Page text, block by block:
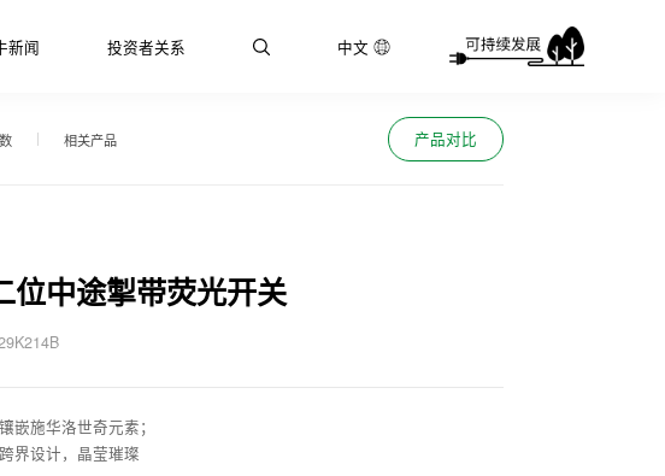
新闻 投资者关系 中文
相关产品 产品对比
位中途掣带荧光开关
嵌施华洛世奇元素；
界设计，晶莹璀璨